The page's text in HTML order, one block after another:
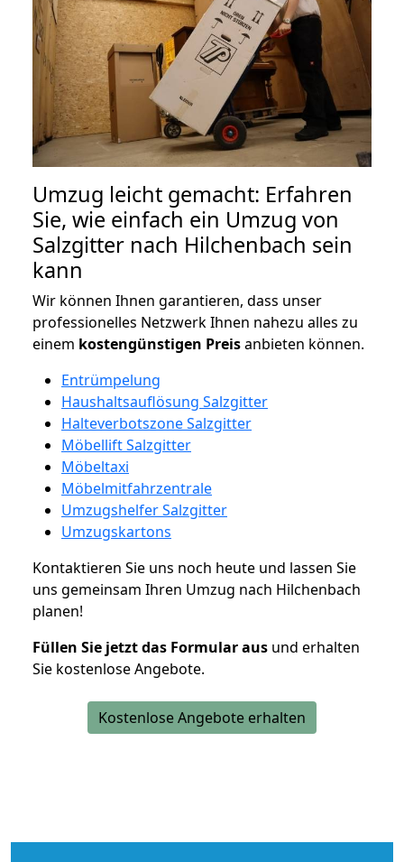
Umzug leicht gemacht: Erfahren
Sie, wie einfach ein Umzug von
Salzgitter nach Hilchenbach sein
kann
Wir können Ihnen garantieren, dass unser
professionelles Netzwerk Ihnen nahezu alles zu
einem kostengünstigen Preisanbieten können.
Entrümpelung
Haushaltsauflösung Salzgitter
Halteverbotszone Salzgitter
Möbellift Salzgitter
Möbeltaxi
Möbelmitfahrzentrale
Umzugshelfer Salzgitter
Umzugskartons
Kontaktieren Sie uns noch heute und lassen Sie
uns gemeinsam Ihren Umzug nach Hilchenbach
planen!
Füllen Sie jetzt das Formular aus und erhalten
Sie kostenlose Angebote.
Kostenlose Angebote erhalten